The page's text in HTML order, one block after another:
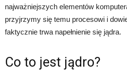
najważniejszych elementów
przyjrzymy się temu procesowi i
faktycznie trwa napełnienie się jądra.
Co to jest jądro?